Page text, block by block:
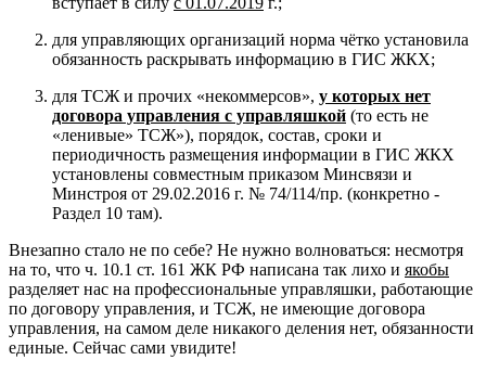
для управляющих организаций норма чётко установила
обязанность раскрывать информацию в ГИС ЖКХ;
для ТСЖ и прочих «некоммерсов», у которых нет
договора управления с управляшкой (то есть не
«ленивые» ТСЖ»), порядок, состав, сроки и
периодичность размещения информации в ГИС ЖКХ
установлены совместным приказом Минсвязи и
Минстроя от 29.02.2016 г. № 74/114/пр. (конкретно -
Раздел 10 там).
Внезапно стало не по себе? Не нужно волноваться: несмотря
на то, что ч. 10.1 ст. 161 ЖК РФ написана так лихо и якобы
разделяет нас на профессиональные управляшки, работающие
по договору управления, и ТСЖ, не имеющие договора
управления, на самом деле никакого деления нет, обязанности
единые. Сейчас сами увидите!